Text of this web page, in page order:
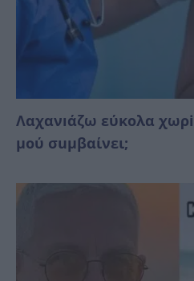
Λαχανıάζω εύκολα
μού σuμβαίνει;